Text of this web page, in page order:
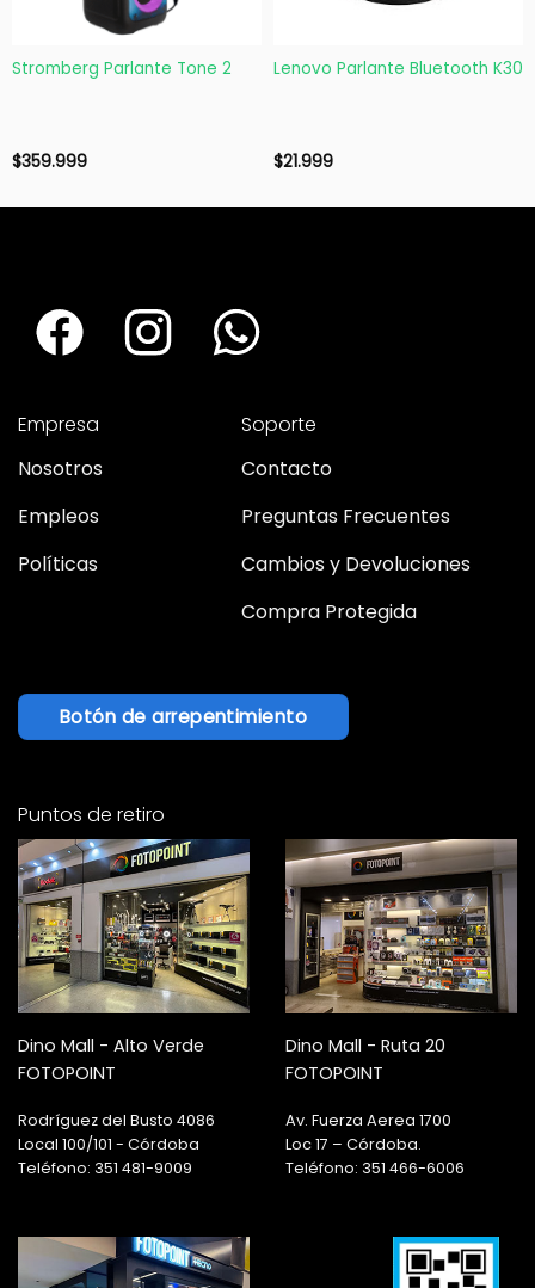
Stromberg Parlante Tone 2
$359.999
Lenovo Parlante Bluetooth K30
$21.999
Empresa
Nosotros
Empleos
Políticas
Soporte
Contacto
Preguntas Frecuentes
Cambios y Devoluciones
Compra Protegida
Botón de arrepentimiento
Puntos de retiro
Dino Mall - Alto Verde
FOTOPOINT
Rodríguez del Busto 4086
Local 100/101 - Córdoba
Teléfono: 351 481-9009
Dino Mall - Ruta 20
FOTOPOINT
Av. Fuerza Aerea 1700
Loc 17 – Córdoba.
Teléfono: 351 466-6006